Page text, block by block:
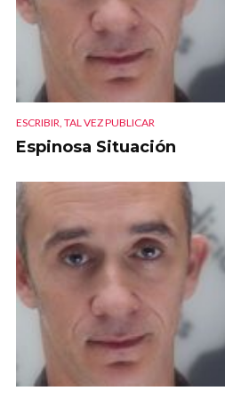
ESCRIBIR, TAL VEZ PUBLICAR
Espinosa Situación